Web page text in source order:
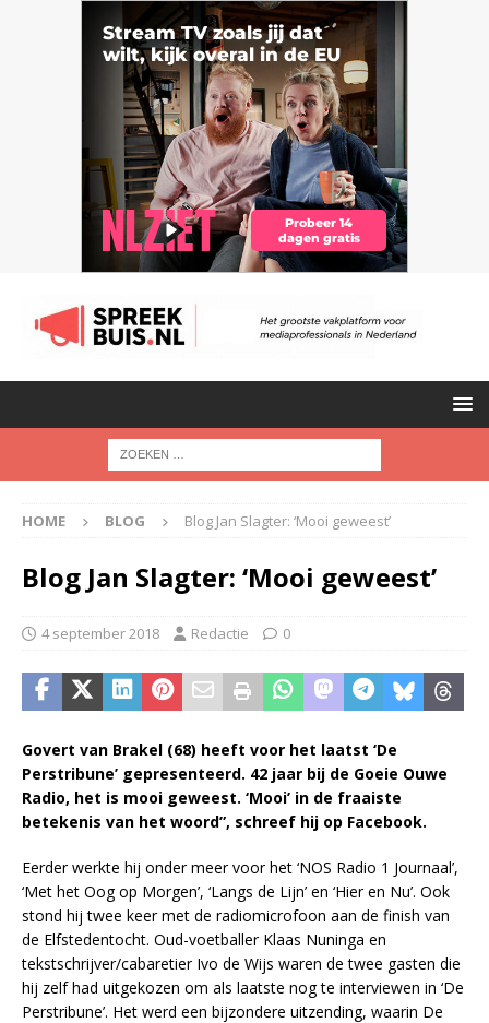
HOME BLOG Blog Jan Slagter: ‘Mooi geweest’
Blog Jan Slagter: ‘Mooi geweest’
4 september 2018 Redactie 0
Govert van Brakel (68) heeft voor het laatst ‘De
Perstribune’ gepresenteerd. 42 jaar bij de Goeie Ouwe
Radio, het is mooi geweest. ‘Mooi’ in de fraaiste
betekenis van het woord”, schreef hij op Facebook.
Eerder werkte hij onder meer voor het ‘NOS Radio 1 Journaal’,
‘Met het Oog op Morgen’, ‘Langs de Lijn’ en ‘Hier en Nu’. Ook
stond hij twee keer met de radiomicrofoon aan de finish van
de Elfstedentocht. Oud-voetballer Klaas Nuninga en
tekstschrijver/cabaretier Ivo de Wijs waren de twee gasten die
hij zelf had uitgekozen om als laatste nog te interviewen in ‘De
Perstribune’. Het werd een bijzondere uitzending, waarin De